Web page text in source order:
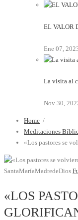
EL VALOR
Ene 07,
La visita al
Nov 30,
Home /
Meditaciones
«Los pastores se
SantaMaríaMadredeDios
«LOS